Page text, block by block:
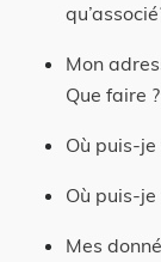
Mon
Que faire ?
Où puis-
Où puis-
Mes